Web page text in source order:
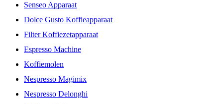
Senseo Apparaat
Dolce Gusto Koffieapparaat
Filter Koffiezetapparaat
Espresso Machine
Koffiemolen
Nespresso Magimix
Nespresso Delonghi